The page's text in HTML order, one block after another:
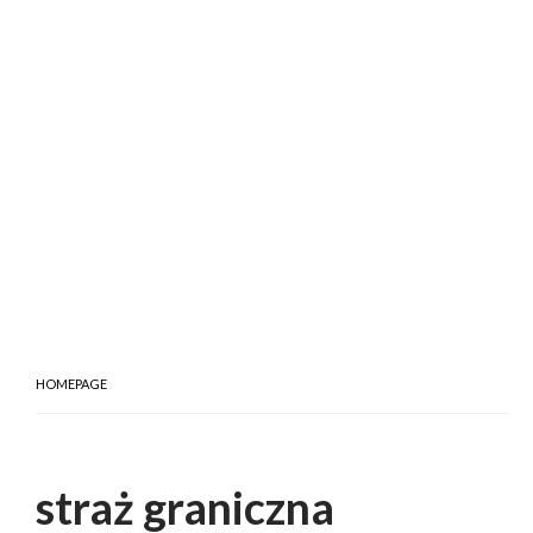
HOMEPAGE
straż graniczna